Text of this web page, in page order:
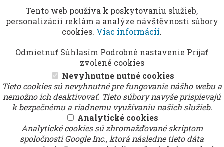
Tento web používa k poskytovaniu služieb,
personalizácii reklám a analýze návštěvnosti súbory
cookies. Viac informácií.
Odmietnuť Súhlasím Podrobné nastavenie Prijať
zvolené cookies
Nevyhnutne nutné cookies
Tieto cookies sú nevyhnutné pre fungovanie nášho webu a
nemožno ich deaktivovať. Tieto súbory navyše prispievajú
k bezpečnému a riadnemu využívaniu našich služieb.
Analytické cookies
Analytické cookies sú zhromažďované skriptom
spoločnosti Google Inc., ktorá následne tieto dáta